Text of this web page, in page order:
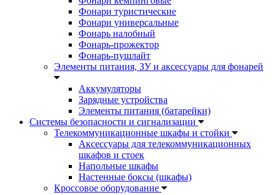
Фонари туристические
Фонари универсальные
Фонарь налобный
Фонарь-прожектор
Фонарь-пушлайт
Элементы питания, ЗУ и аксессуары для фонарей
Аккумуляторы
Зарядные устройства
Элементы питания (батарейки)
Системы безопасности и сигнализации
Телекоммуникационные шкафы и стойки
Аксессуары для телекоммуникационных
шкафов и стоек
Напольные шкафы
Настенные боксы (шкафы)
Кроссовое оборудование